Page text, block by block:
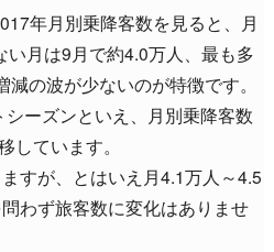
年月別乗降客数を見ると、月
月は9月で約4.0万人、最も多
の波が少ないのが特徴です。
ーズンといえ、月別乗降客数
しています。
すが、とはいえ月4.1万人～4.5
わず旅客数に変化はありませ